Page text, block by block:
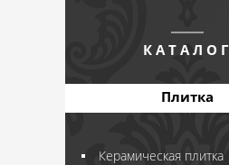
КАТАЛОГ
Плитка
Керамическая плитка